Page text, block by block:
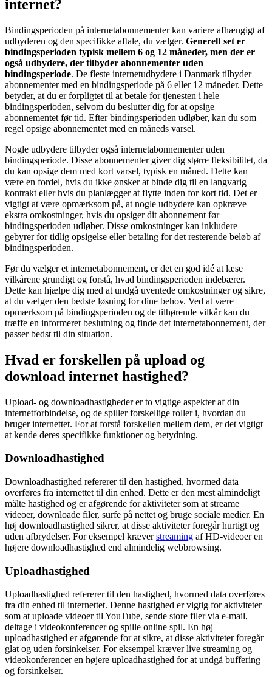
internet?
Bindingsperioden på internetabonnementer kan variere afhængigt af
udbyderen og den specifikke aftale, du vælger. Generelt set er
bindingsperioden typisk mellem 6 og 12 måneder, men der er
også udbydere, der tilbyder abonnementer uden
bindingsperiode. De fleste internetudbydere i Danmark tilbyder
abonnementer med en bindingsperiode på 6 eller 12 måneder. Dette
betyder, at du er forpligtet til at betale for tjenesten i hele
bindingsperioden, selvom du beslutter dig for at opsige
abonnementet før tid. Efter bindingsperioden udløber, kan du som
regel opsige abonnementet med en måneds varsel.
Nogle udbydere tilbyder også internetabonnementer uden
bindingsperiode. Disse abonnementer giver dig større fleksibilitet, da
du kan opsige dem med kort varsel, typisk en måned. Dette kan
være en fordel, hvis du ikke ønsker at binde dig til en langvarig
kontrakt eller hvis du planlægger at flytte inden for kort tid. Det er
vigtigt at være opmærksom på, at nogle udbydere kan opkræve
ekstra omkostninger, hvis du opsiger dit abonnement før
bindingsperioden udløber. Disse omkostninger kan inkludere
gebyrer for tidlig opsigelse eller betaling for det resterende beløb af
bindingsperioden.
Før du vælger et internetabonnement, er det en god idé at læse
vilkårene grundigt og forstå, hvad bindingsperioden indebærer.
Dette kan hjælpe dig med at undgå uventede omkostninger og sikre,
at du vælger den bedste løsning for dine behov. Ved at være
opmærksom på bindingsperioden og de tilhørende vilkår kan du
træffe en informeret beslutning og finde det internetabonnement, der
passer bedst til din situation.
Hvad er forskellen på upload og
download internet hastighed?
Upload- og downloadhastigheder er to vigtige aspekter af din
internetforbindelse, og de spiller forskellige roller i, hvordan du
bruger internettet. For at forstå forskellen mellem dem, er det vigtigt
at kende deres specifikke funktioner og betydning.
Downloadhastighed
Downloadhastighed refererer til den hastighed, hvormed data
overføres fra internettet til din enhed. Dette er den mest almindeligt
målte hastighed og er afgørende for aktiviteter som at streame
videoer, downloade filer, surfe på nettet og bruge sociale medier. En
høj downloadhastighed sikrer, at disse aktiviteter foregår hurtigt og
uden afbrydelser. For eksempel kræverstreaming af HD-videoer en
højere downloadhastighed end almindelig webbrowsing.
Uploadhastighed
Uploadhastighed refererer til den hastighed, hvormed data overføres
fra din enhed til internettet. Denne hastighed er vigtig for aktiviteter
som at uploade videoer til YouTube, sende store filer via e-mail,
deltage i videokonferencer og spille online spil. En høj
uploadhastighed er afgørende for at sikre, at disse aktiviteter foregår
glat og uden forsinkelser. For eksempel kræver live streaming og
videokonferencer en højere uploadhastighed for at undgå buffering
og forsinkelser.